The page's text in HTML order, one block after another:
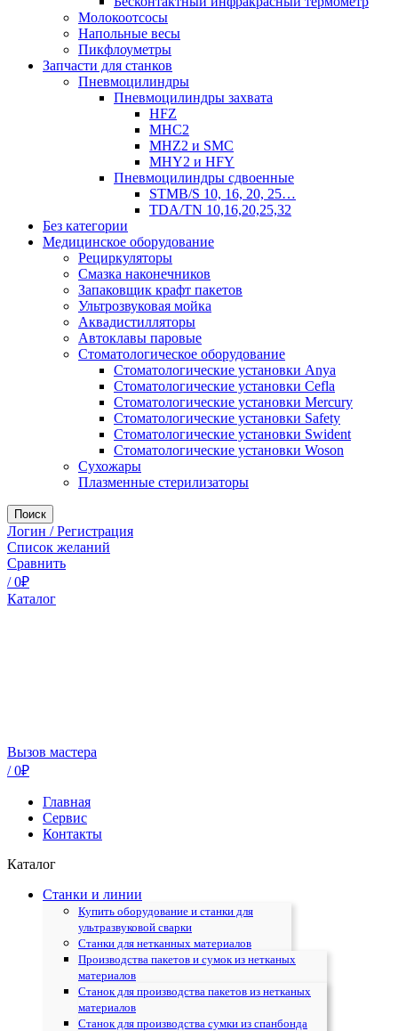
Молокоотсосы
Напольные весы
Пикфлоуметры
Запчасти для станков
Пневмоцилиндры
Пневмоцилиндры захвата
HFZ
MHC2
MHZ2 и SMC
MHY2 и HFY
Пневмоцилиндры сдвоенные
STMB/S 10, 16, 20, 25…
TDA/TN 10,16,20,25,32
Без категории
Медицинское оборудование
Рециркуляторы
Смазка наконечников
Запаковщик крафт пакетов
Ультрозвуковая мойка
Аквадистилляторы
Автоклавы паровые
Стоматологическое оборудование
Стоматологические установки Anya
Стоматологические установки Cefla
Стоматологические установки Mercury
Стоматологические установки Safety
Стоматологические установки Swident
Стоматологические установки Woson
Сухожары
Плазменные стерилизаторы
Поиск
Логин / Регистрация
Список желаний
Сравнить
/ 0₽
Каталог
Вызов мастера
/ 0₽
Главная
Сервис
Контакты
Каталог
Станки и линии
Купить оборудование и станки для
ультразвуковой сварки
Станки для нетканных материалов
Производства пакетов и сумок из нетканых
материалов
Станок для производства пакетов из нетканых
материалов
Станок для производства сумки из спанбонда